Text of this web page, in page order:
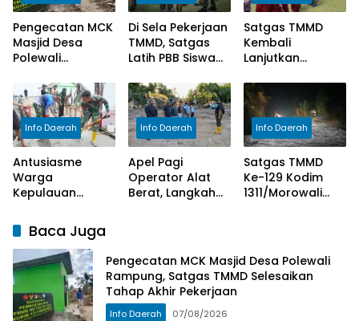
Pengecatan MCK
Masjid Desa
Polewali
Satgas TMMD
Selesaikan
Tahap Akhir
Pekerjaan
Di Sela Pekerjaan
TMMD, Satgas
Latih PBB Siswa
Gerak Jalan
Satgas TMMD
Kembali
Lanjutkan
Lantai SD Negeri
Polewali
Info Daerah
Antusiasme
Warga
Kepulauan
TMMD Ke-129
Kodim
1311/Morowali
Info Daerah
Apel Pagi
Operator Alat
Berat, Langkah
Kodim
1311/Morowali
Info Daerah
Satgas TMMD
Ke-129 Kodim
1311/Morowali
Pembukaan
Jalan
Baca Juga
Pengecatan MCK Masjid Desa Polewali
Rampung, Satgas TMMD Selesaikan
Tahap Akhir Pekerjaan
Info Daerah 07/08/2026